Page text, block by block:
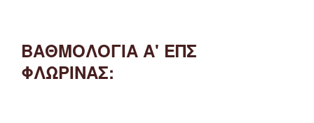
ΒΑΘΜΟΛΟΓΙΑ Α' ΕΠΣ
ΦΛΩΡΙΝΑΣ: